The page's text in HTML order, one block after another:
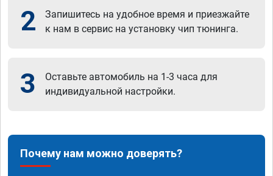
2
Запишитесь на удобное время и приезжайте
к нам в сервис на установку чип тюнинга.
3
Оставьте автомобиль на 1-3 часа для
индивидуальной настройки.
Почему нам можно доверять?